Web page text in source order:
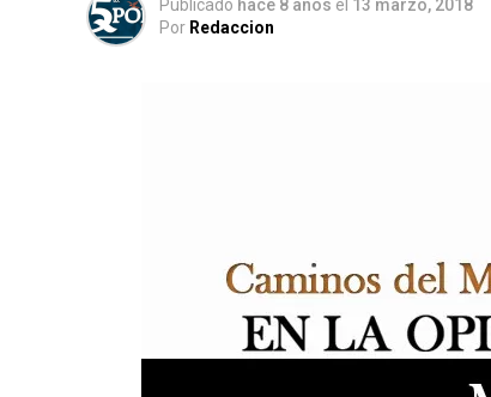
Publicado hace 8 años el 13 marzo, 2018
Por Redaccion